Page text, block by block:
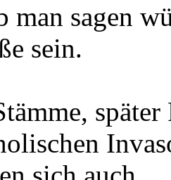
man sagen
sein.